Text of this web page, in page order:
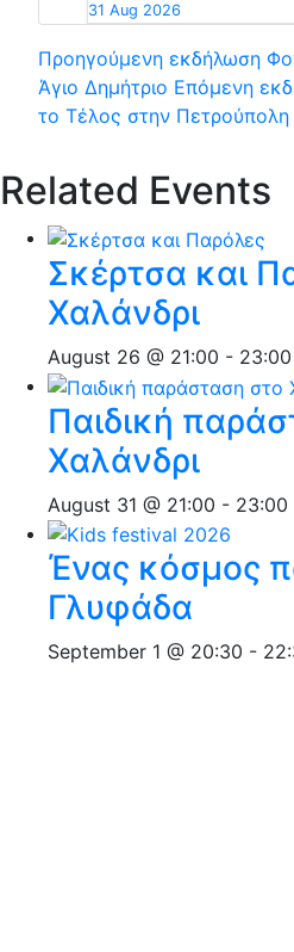
31 Aug 2026
Προηγούμενη εκδήλωση
Άγιο Δημήτριο Επόμενη
το Τέλος στην Πετρούπολη
Related Events
Σκέρτσα και
Χαλάνδρι
August 26 @ 21:00 - 23:00
Παιδική
Χαλάνδρι
August 31 @ 21:00 - 23:00
Ένας κόσμος
Γλυφάδα
September 1 @ 20:30 -